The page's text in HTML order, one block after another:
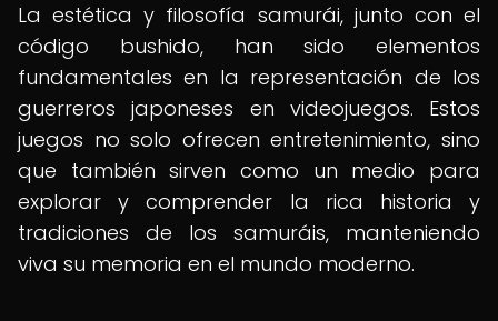
La estética y filosofía samurái, junto con el
código bushido, han sido elementos
fundamentales en la representación de los
guerreros japoneses en videojuegos. Estos
juegos no solo ofrecen entretenimiento, sino
que también sirven como un medio para
explorar y comprender la rica historia y
tradiciones de los samuráis, manteniendo
viva su memoria en el mundo moderno.